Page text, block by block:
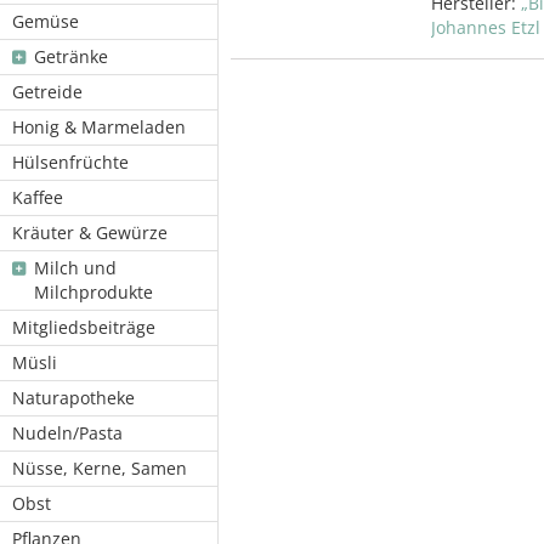
Gemüse
Getränke
Getreide
Honig & Marmeladen
Hülsenfrüchte
Kaffee
Kräuter & Gewürze
Milch und
Milchprodukte
Mitgliedsbeiträge
Müsli
Naturapotheke
Nudeln/Pasta
Nüsse, Kerne, Samen
Obst
Pflanzen
Johannes Etzl